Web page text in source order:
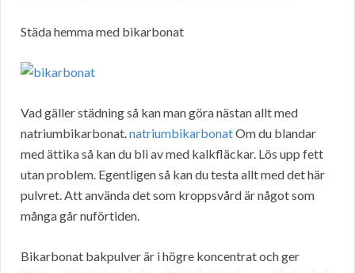
Städa hemma med bikarbonat
Vad gäller städning så kan man göra nästan allt med
natriumbikarbonat.natriumbikarbonatOm du blandar
med ättika så kan du bli av med kalkfläckar. Lös upp fett
utan problem. Egentligen så kan du testa allt med det här
pulvret. Att använda det som kroppsvård är något som
många går nuförtiden.
Bikarbonat bakpulver är i högre koncentrat och ger